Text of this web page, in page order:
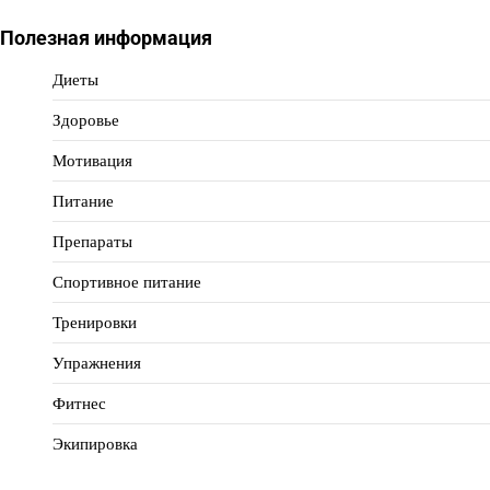
Полезная информация
Диеты
Здоровье
Мотивация
Питание
Препараты
Спортивное питание
Тренировки
Упражнения
Фитнес
Экипировка